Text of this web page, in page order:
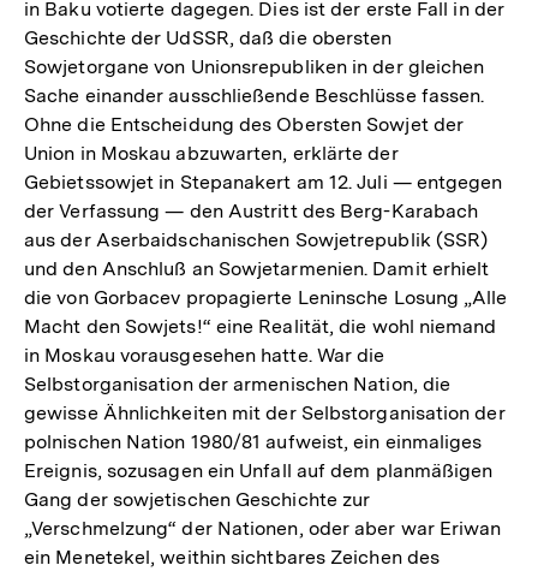
in Baku votierte dagegen. Dies ist der erste Fall in der
Geschichte der UdSSR, daß die obersten
Sowjetorgane von Unionsrepubliken in der gleichen
Sache einander ausschließende Beschlüsse fassen.
Ohne die Entscheidung des Obersten Sowjet der
Union in Moskau abzuwarten, erklärte der
Gebietssowjet in Stepanakert am 12. Juli — entgegen
der Verfassung — den Austritt des Berg-Karabach
aus der Aserbaidschanischen Sowjetrepublik (SSR)
und den Anschluß an Sowjetarmenien. Damit erhielt
die von Gorbacev propagierte Leninsche Losung „Alle
Macht den Sowjets!“ eine Realität, die wohl niemand
in Moskau vorausgesehen hatte. War die
Selbstorganisation der armenischen Nation, die
gewisse Ähnlichkeiten mit der Selbstorganisation der
polnischen Nation 1980/81 aufweist, ein einmaliges
Ereignis, sozusagen ein Unfall auf dem planmäßigen
Gang der sowjetischen Geschichte zur
„Verschmelzung“ der Nationen, oder aber war Eriwan
ein Menetekel, weithin sichtbares Zeichen des